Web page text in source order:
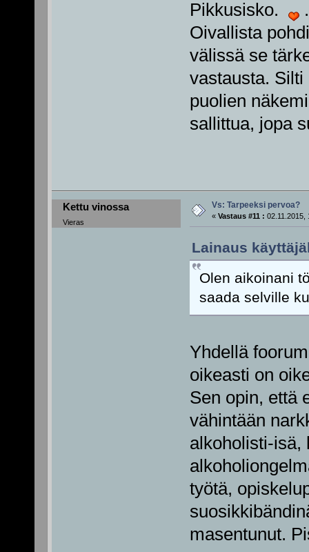
Pikkusisko.
.
Oivallista
välissä se
vastausta.
puolien
sallittua, jopa
Kettu vinossa
Vieras
Vs: Tarpeeksi pervoa?
« Vastaus #11 : 02.11.2015,
Lainaus
Olen aikoinani
saada selville
Yhdellä
oikeasti on
Sen opin, että
vähintään
alkoholisti-isä,
työtä,
masentunut.